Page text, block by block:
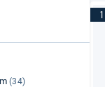
(34)
1